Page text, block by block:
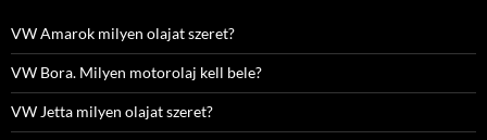
VW Amarok milyen olajat szeret?
VW Bora. Milyen motorolaj kell bele?
VW Jetta milyen olajat szeret?